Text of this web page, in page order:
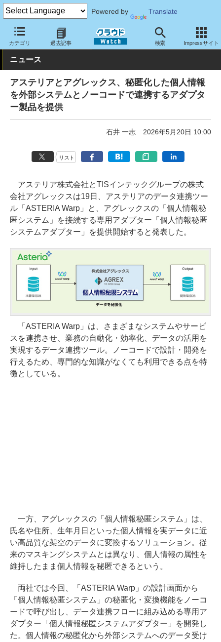
Powered by Translate
カテゴリ 過去記事 検索 Impressサイト
クラウド Watch トピック 協業・提携 国内
ニュース
アステリアとアグレックス、秘匿化した個人情報
を外部システムとノーコードで連携するアダプタ
ー製品を提供
石井 一志 2026年5月20日 10:00
リスト
アステリア株式会社とTISインテックグループの株式
会社アグレックスは19日、アステリアのデータ連携ツー
ル「ASTERIA Warp」と、アグレックスの「個人情報秘
匿システム」を接続する専用アダプター「個人情報秘匿
システムアダプター」を提供開始すると発表した。
「ASTERIA Warp」は、さまざまなシステムやサービ
スを連携させ、業務の自動化・効率化、データの活用を
実現するデータ連携ツール。ノーコードで設計・開発を
行えるため、専門的な知識がなくても利用できる点を特
徴としている。
一方、アグレックスの「個人情報秘匿システム」は、
氏名や住所、生年月日といった個人情報を実データに近
い高品質な架空のデータに変換するソリューション。従
来のマスキングシステムとは異なり、個人情報の属性を
維持したまま個人情報を秘匿できるという。
両社では今回、「ASTERIA Warp」の設計画面から
「個人情報秘匿システム」の秘匿化・変換機能をノーコ
ードで呼び出し、データ連携フローに組み込める専用ア
ダプター「個人情報秘匿システムアダプター」を開発し
た。個人情報の秘匿化から外部システムへのデータ受け